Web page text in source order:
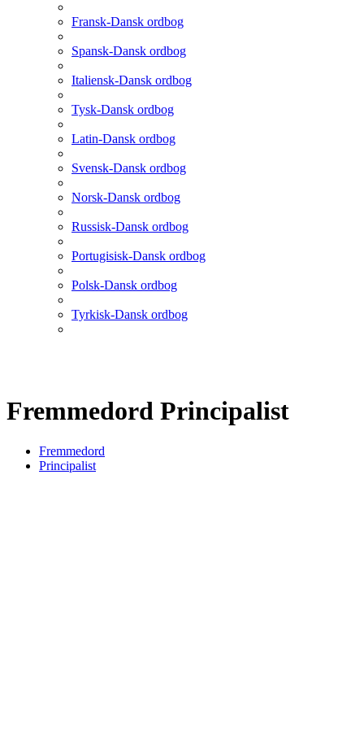
Fransk-Dansk ordbog
Spansk-Dansk ordbog
Italiensk-Dansk ordbog
Tysk-Dansk ordbog
Latin-Dansk ordbog
Svensk-Dansk ordbog
Norsk-Dansk ordbog
Russisk-Dansk ordbog
Portugisisk-Dansk ordbog
Polsk-Dansk ordbog
Tyrkisk-Dansk ordbog
Fremmedord Principalist
Fremmedord
Principalist